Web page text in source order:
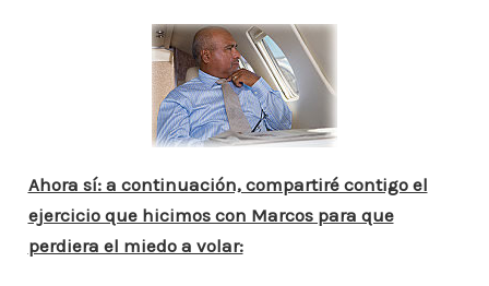
Ahora sí: a continuación, compartiré contigo el
ejercicio que hicimos con Marcos para que
perdiera el miedo a volar: